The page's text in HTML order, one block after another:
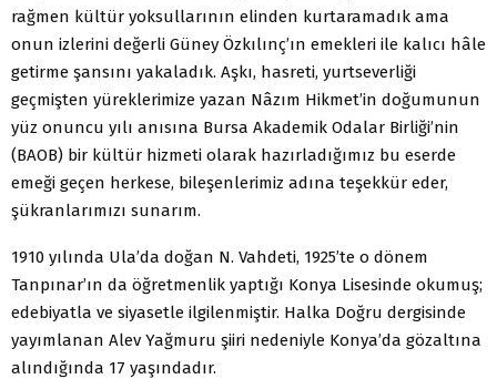
rağmen kültür yoksullarının elinden kurtaramadık ama
onun izlerini değerli Güney Özkılınç’ın emekleri ile kalıcı hâle
getirme şansını yakaladık. Aşkı, hasreti, yurtseverliği
geçmişten yüreklerimize yazan Nâzım Hikmet’in doğumunun
yüz onuncu yılı anısına Bursa Akademik Odalar Birliği’nin
(BAOB) bir kültür hizmeti olarak hazırladığımız bu eserde
emeği geçen herkese, bileşenlerimiz adına teşekkür eder,
şükranlarımızı sunarım.
1910 yılında Ula’da doğan N. Vahdeti, 1925’te o dönem
Tanpınar’ın da öğretmenlik yaptığı Konya Lisesinde okumuş;
edebiyatla ve siyasetle ilgilenmiştir. Halka Doğru dergisinde
yayımlanan Alev Yağmuru şiiri nedeniyle Konya’da gözaltına
alındığında 17 yaşındadır.